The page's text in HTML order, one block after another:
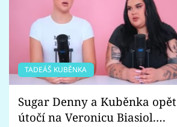
TADEÁŠ KUBĚNKA
Sugar Denny a Kuběnka opět
útočí na Veronicu Biasiol.